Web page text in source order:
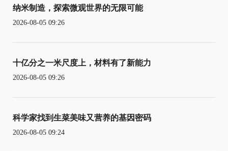
纳米制造，探索微观世界的无限可能
2026-08-05 09:26
十亿分之一米尺度上，材料有了新能力
2026-08-05 09:26
科学家找到生菜美味又营养的基因密码
2026-08-05 09:24